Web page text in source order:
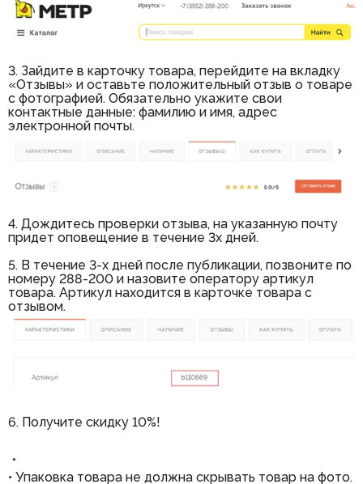
3. Зайдите в карточку товара, перейдите на вкладку
«Отзывы» и оставьте положительный отзыв о товаре
с фотографией. Обязательно укажите свои
контактные данные: фамилию и имя, адрес
электронной почты.
4. Дождитесь проверки отзыва, на указанную почту
придет оповещение в течение 3х дней.
5. В течение 3-х дней после публикации, позвоните по
номеру 288-200 и назовите оператору артикул
товара. Артикул находится в карточке товара с
отзывом.
6. Получите скидку 10%!
*
• Упаковка товара не должна скрывать товар на фото.